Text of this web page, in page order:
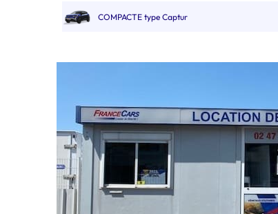
CAMION AVEC HAYON 20M3
GRAND CAMION 30M3
FOURGON ÉLECTRIQUE 5M3 À 6M3
COMPACTE type Captur
COMPACTE BREAK type 308 SW.
MONOSPACE type Renault Espace
GRAND SUV type Nissan X trail
CITADINE ÉLECTRIQUE type E208